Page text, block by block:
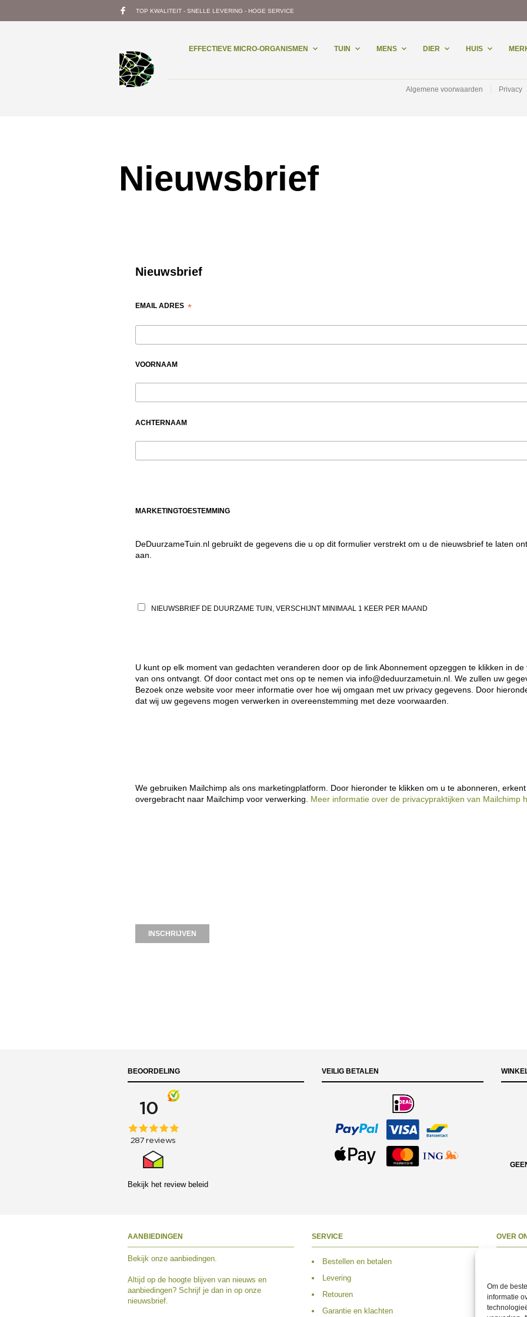
Om de
informatie
TOP KWALITEIT - SNELLE LEVERING - HOGE SERVICE
EFFECTIEVE MICRO-ORGANISMEN TUIN MENS DIER HUIS
Algemene voorwaarden Privacy
Nieuwsbrief
Nieuwsbrief
EMAIL ADRES*
VOORNAAM
ACHTERNAAM
MARKETINGTOESTEMMING
DeDuurzameTuin.nl gebruikt de gegevens die u op dit formulier verstrekt om u de nieuwsbrief te laten
aan.
NIEUWSBRIEF DE DUURZAME TUIN, VERSCHIJNT MINIMAAL 1 KEER PER MAAND
U kunt op elk moment van gedachten veranderen door op de link Abonnement opzeggen te klikken in
van ons ontvangt. Of door contact met ons op te nemen via info@deduurzametuin.nl. We zullen uw
Bezoek onze website voor meer informatie over hoe wij omgaan met uw privacy gegevens. Door
dat wij uw gegevens mogen verwerken in overeenstemming met deze voorwaarden.
We gebruiken Mailchimp als ons marketingplatform. Door hieronder te klikken om u te abonneren,
overgebracht naar Mailchimp voor verwerking. Meer informatie over de privacypraktijken van Mailchimp
BEOORDELING
Bekijk het review beleid
VEILIG BETALEN
AANBIEDINGEN
Bekijk onze aanbiedingen.
Altijd op de hoogte blijven van nieuws en
aanbiedingen? Schrijf je dan in op onze
nieuwsbrief.
SERVICE
Bestellen en betalen
Levering
Retouren
Garantie en klachten
OVER
Volg